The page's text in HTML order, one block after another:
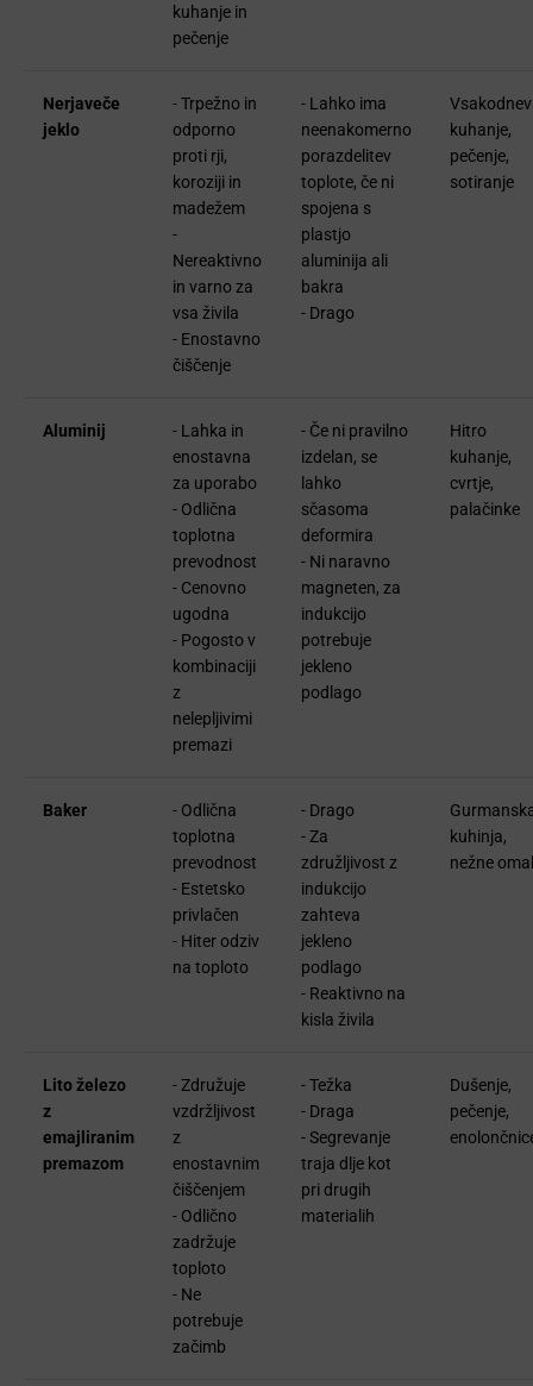
kuhanje in
pečenje
Nerjaveče
jeklo
- Trpežno in
odporno
proti rji,
koroziji in
madežem
-
Nereaktivno
in varno za
vsa živila
- Enostavno
čiščenje
- Lahko ima
neenakomerno
porazdelitev
toplote, če ni
spojena s
plastjo
aluminija ali
bakra
- Drago
kuhanje,
pečenje,
sotiranje
Aluminij
- Lahka in
enostavna
za uporabo
- Odlična
toplotna
prevodnost
- Cenovno
ugodna
- Pogosto v
kombinaciji
z
nelepljivimi
premazi
- Če ni pravilno
izdelan, se
lahko
sčasoma
deformira
- Ni naravno
magneten, za
indukcijo
potrebuje
jekleno
podlago
Hitro
kuhanje,
cvrtje,
palačinke
Baker
- Odlična
toplotna
prevodnost
- Estetsko
privlačen
- Hiter odziv
na toploto
- Drago
- Za
združljivost z
indukcijo
zahteva
jekleno
podlago
- Reaktivno na
kisla živila
kuhinja,
nežne
Lito železo
z
emajliranim
premazom
- Združuje
vzdržljivost
z
enostavnim
čiščenjem
- Odlično
zadržuje
toploto
- Ne
potrebuje
začimb
- Težka
- Draga
- Segrevanje
traja dlje kot
pri drugih
materialih
Dušenje,
pečenje,